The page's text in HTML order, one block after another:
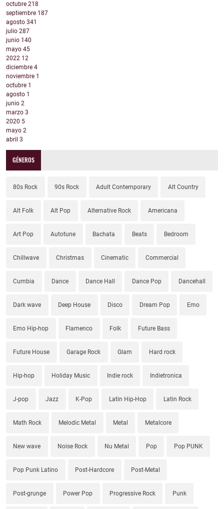
octubre 218
septiembre 187
agosto 341
julio 287
junio 140
mayo 45
2022 12
diciembre 4
noviembre 1
octubre 1
agosto 1
junio 2
marzo 3
2020 5
mayo 2
abril 3
GÉNEROS
80s Rock 90s Rock Adult Contemporary Alt Country
Alt Folk Alt Pop Alternative Rock Americana
Art Pop Autotune Bachata Beats Bedroom
Chillwave Christmas Cinematic Commercial
Cumbia Dance Dance Hall Dance Pop Dancehall
Dark wave Deep House Disco Dream Pop Emo
Emo Hip-hop Flamenco Folk Future Bass
Future House Garage Rock Glam Hard rock
Hip-hop Holiday Music Indie rock Indietronica
J-pop Jazz K-Pop Latin Hip-Hop Latin Rock
Math Rock Melodic Metal Metal Metalcore
New wave Noise Rock Nu Metal Pop Pop PUNK
Pop Punk Latino Post-Hardcore Post-Metal
Post-grunge Power Pop Progressive Rock Punk